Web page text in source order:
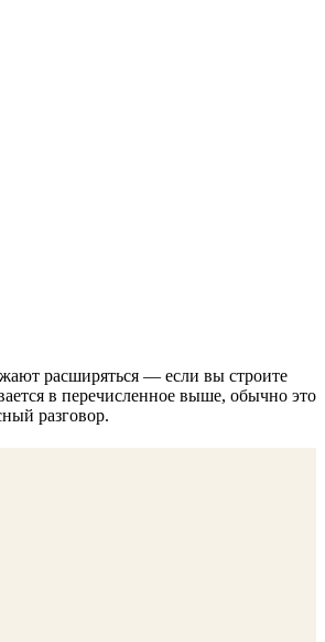
расширяться — если вы строите
в перечисленное выше, обычно это
разговор.